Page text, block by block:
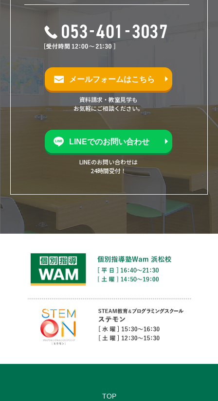
メールフォームはこちら
資料請求・教室見学も
お気軽にご相談ください。
LINEでのお問い合わせ
LINEのお問い合わせは
24時間受付！
TOP